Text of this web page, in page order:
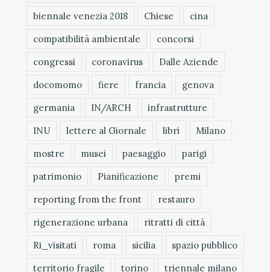
biennale venezia 2018
Chiese
cina
compatibilità ambientale
concorsi
congressi
coronavirus
Dalle Aziende
docomomo
fiere francia
genova
germania
IN/ARCH
infrastrutture
INU
lettere al Giornale libri
Milano
mostre
musei paesaggio
parigi
patrimonio
Pianificazione
premi
reporting from the front
restauro
rigenerazione urbana
ritratti di città
Ri_visitati
roma sicilia
spazio pubblico
territorio fragile
torino triennale milano